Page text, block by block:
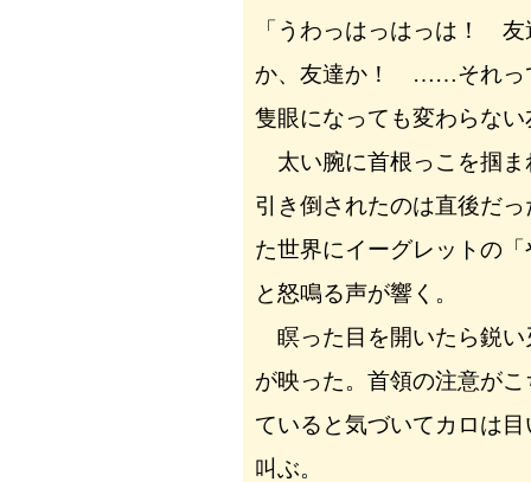
「うわっはっはっは！ 友
か、友達か！ ……それっ
隻眼になっても変わらな
太い腕に首根っこを掴ま
引き倒されたのは直後だ
た世界にイーグレットの
と怒鳴る声が響く。
瞑った目を開いたら鋭い
が映った。首領の注意が
ていると気づいてカロは
叫ぶ。